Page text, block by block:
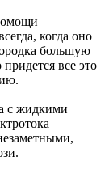
когда оно
большую
все это
с жидкими